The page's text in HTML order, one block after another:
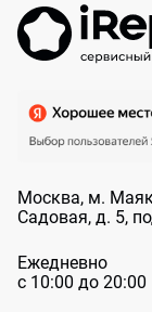
Москва, м.
Садовая, д. 5,
Ежедневно
с 10:00 до 20:00